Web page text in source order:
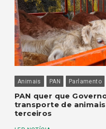
Animais PAN Parlamento
PAN quer que
transporte de
terceiros